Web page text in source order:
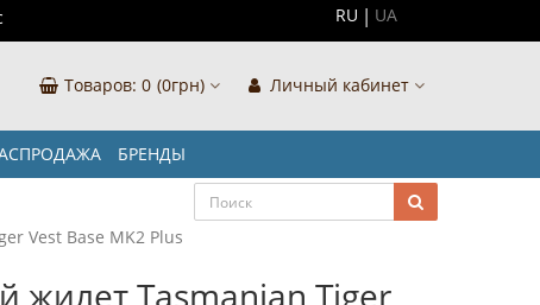
RU UA
(0грн)
Товаров: 0 Личный кабинет
БРЕНДЫ
Vest Base MK2 Plus
жилет Tasmanian Tiger